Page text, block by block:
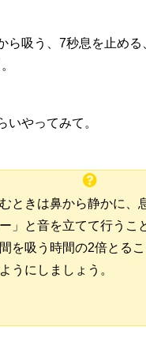
ら吸う、7秒息を止める
いやってみて。
ときは鼻から静かに、
」と音を立てて行うこ
を吸う時間の2倍とる
うにしましょう。